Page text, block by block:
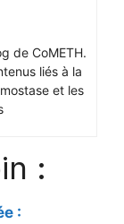
de CoMETH.
liés à la
et les
:
: